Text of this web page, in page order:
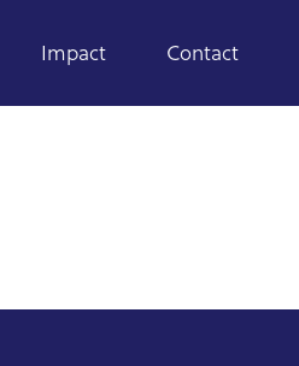
Impact Contact